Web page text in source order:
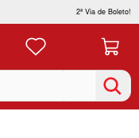
2ª Via de Boleto!